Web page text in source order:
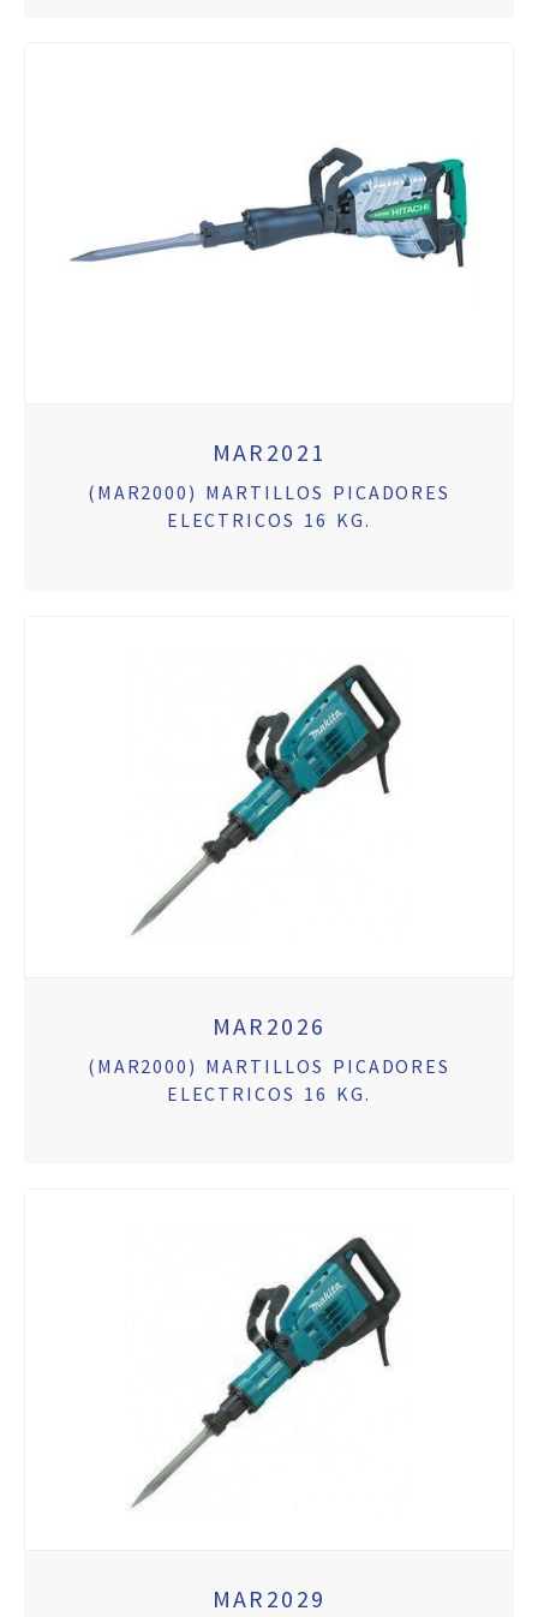
MAR2021
(MAR2000) MARTILLOS PICADORES
ELECTRICOS 16 KG.
MAR2026
(MAR2000) MARTILLOS PICADORES
ELECTRICOS 16 KG.
MAR2029